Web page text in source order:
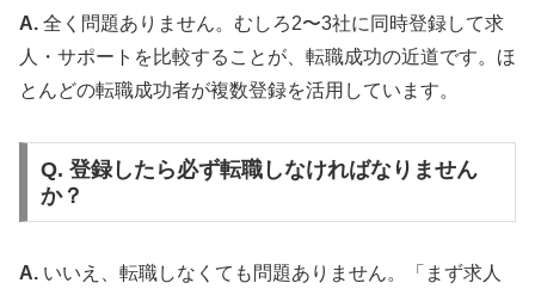
A. 全く問題ありません。むしろ2〜3社に同時登録して求
人・サポートを比較することが、転職成功の近道です。ほ
とんどの転職成功者が複数登録を活用しています。
Q. 登録したら必ず転職しなければなりません
か？
A. いいえ、転職しなくても問題ありません。「まず求人